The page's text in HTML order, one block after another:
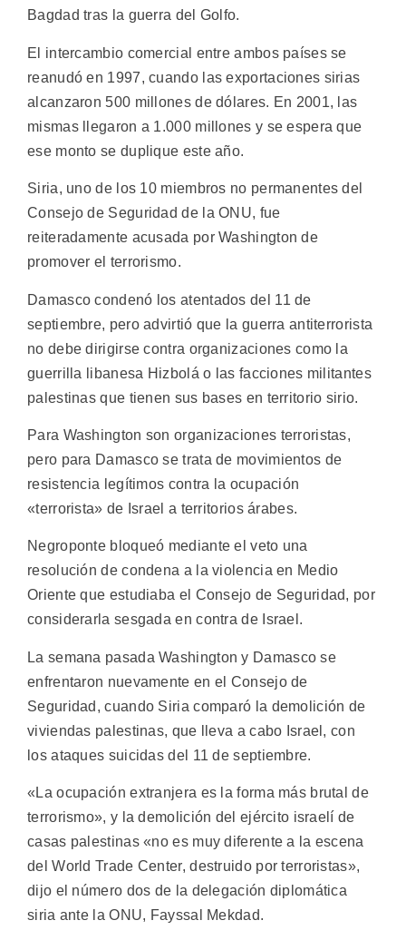
Bagdad tras la guerra del Golfo.
El intercambio comercial entre ambos países se
reanudó en 1997, cuando las exportaciones sirias
alcanzaron 500 millones de dólares. En 2001, las
mismas llegaron a 1.000 millones y se espera que
ese monto se duplique este año.
Siria, uno de los 10 miembros no permanentes del
Consejo de Seguridad de la ONU, fue
reiteradamente acusada por Washington de
promover el terrorismo.
Damasco condenó los atentados del 11 de
septiembre, pero advirtió que la guerra antiterrorista
no debe dirigirse contra organizaciones como la
guerrilla libanesa Hizbolá o las facciones militantes
palestinas que tienen sus bases en territorio sirio.
Para Washington son organizaciones terroristas,
pero para Damasco se trata de movimientos de
resistencia legítimos contra la ocupación
«terrorista» de Israel a territorios árabes.
Negroponte bloqueó mediante el veto una
resolución de condena a la violencia en Medio
Oriente que estudiaba el Consejo de Seguridad, por
considerarla sesgada en contra de Israel.
La semana pasada Washington y Damasco se
enfrentaron nuevamente en el Consejo de
Seguridad, cuando Siria comparó la demolición de
viviendas palestinas, que lleva a cabo Israel, con
los ataques suicidas del 11 de septiembre.
«La ocupación extranjera es la forma más brutal de
terrorismo», y la demolición del ejército israelí de
casas palestinas «no es muy diferente a la escena
del World Trade Center, destruido por terroristas»,
dijo el número dos de la delegación diplomática
siria ante la ONU, Fayssal Mekdad.